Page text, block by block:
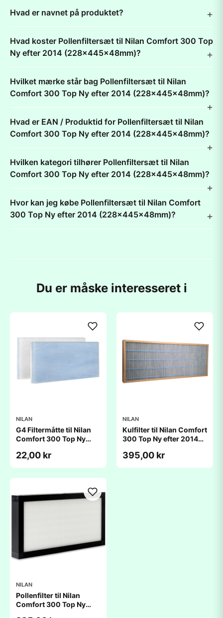
Hvad er navnet på produktet?
Hvad koster Pollenfiltersæt til Nilan Comfort 300 Top
Ny efter 2014 (228x445x48mm)?
Hvilket mærke står bag Pollenfiltersæt til Nilan
Comfort 300 Top Ny efter 2014 (228x445x48mm)?
Hvad er EAN / Produktid for Pollenfiltersæt til Nilan
Comfort 300 Top Ny efter 2014 (228x445x48mm)?
Hvilken kategori tilhører Pollenfiltersæt til Nilan
Comfort 300 Top Ny efter 2014 (228x445x48mm)?
Hvor kan jeg købe Pollenfiltersæt til Nilan Comfort
300 Top Ny efter 2014 (228x445x48mm)?
Du er måske interesseret i
NILAN
G4 Filtermåtte til Nilan
Comfort 300 Top Ny
(228x445x20 mm)
22,00 kr
NILAN
Kulfilter til Nilan Comfort
300 Top Ny efter 2014
395,00 kr
NILAN
Pollenfilter til Nilan
Comfort 300 Top Ny